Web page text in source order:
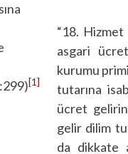
[1]
“18. Hizmet
asgari
kurumu
tutarına
ücret
gelir dilim
da dikkate